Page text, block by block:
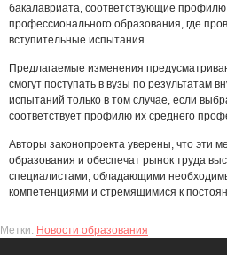
бакалавриата, соответствующие профилю
профессионального образования, где
вступительные испытания.
Предлагаемые изменения
смогут поступать в вузы по результатам
испытаний только в том случае, если
соответствует профилю их среднего
Авторы законопроекта уверены, что эти
образования и обеспечат рынок труда
специалистами, обладающими
компетенциями и стремящимися к
Метки: Новости образования